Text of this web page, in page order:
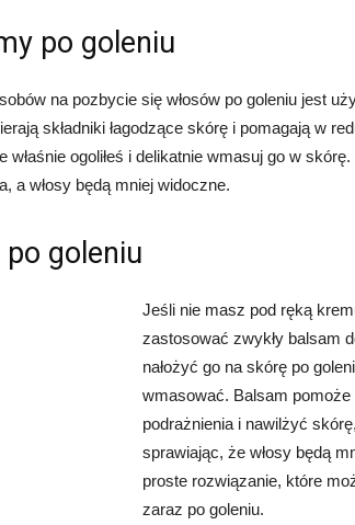
po goleniu
na pozbycie się włosów po goleniu jest
składniki łagodzące skórę i pomagają w
właśnie ogoliłeś i delikatnie wmasuj go w
a włosy będą mniej widoczne.
goleniu
Jeśli nie masz pod ręką
zastosować zwykły balsam
nałożyć go na skórę po
wmasować. Balsam pomoże
podrażnienia i nawilżyć
sprawiając, że włosy będą
proste rozwiązanie, które
zaraz po goleniu.